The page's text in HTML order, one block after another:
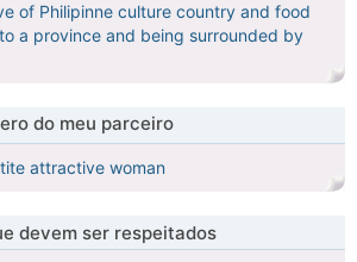
of Philipinne culture country and food
a province and being surrounded by
do meu parceiro
attractive woman
devem ser respeitados